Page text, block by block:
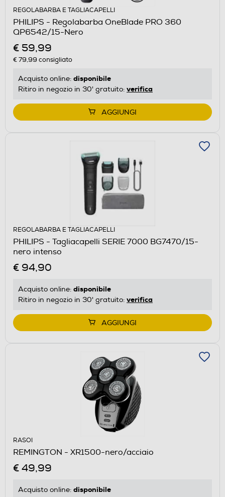
REGOLABARBA E TAGLIACAPELLI
PHILIPS - Regolabarba OneBlade PRO 360
QP6542/15-Nero
€ 59,99
€ 79,99 consigliato
Acquisto online: disponibile
Ritiro in negozio in 30' gratuito: verifica
AGGIUNGI
REGOLABARBA E TAGLIACAPELLI
PHILIPS - Tagliacapelli SERIE 7000 BG7470/15-
nero intenso
€ 94,90
Acquisto online: disponibile
Ritiro in negozio in 30' gratuito: verifica
AGGIUNGI
RASOI
REMINGTON - XR1500-nero/acciaio
€ 49,99
Acquisto online: disponibile